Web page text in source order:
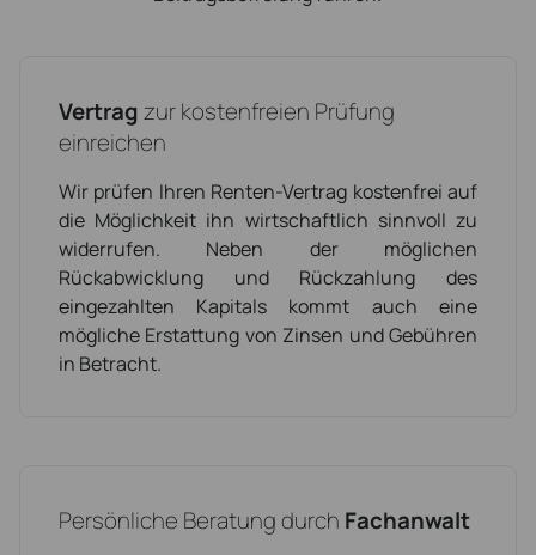
Vertragzur kostenfreien Prüfung
einreichen
Wir prüfen Ihren Renten-Vertrag kostenfrei auf
die Möglichkeit ihn wirtschaftlich sinnvoll zu
widerrufen. Neben der möglichen
Rückabwicklung und Rückzahlung des
eingezahlten Kapitals kommt auch eine
mögliche Erstattung von Zinsen und Gebühren
in Betracht.
Persönliche Beratung durch Fachanwalt